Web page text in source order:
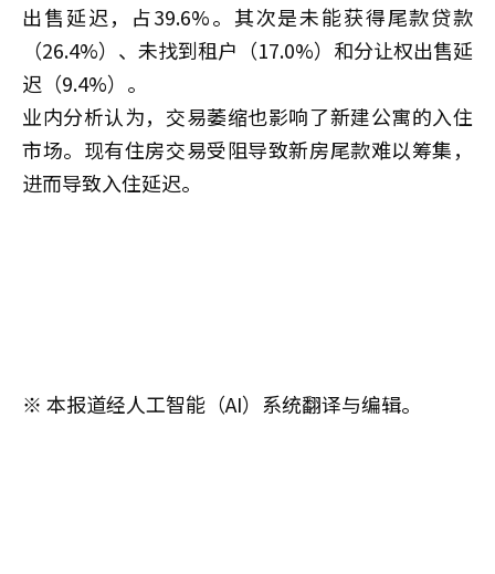
出售延迟，占39.6%。其次是未能获得尾款贷款
（26.4%）、未找到租户（17.0%）和分让权出售延
迟（9.4%）。
业内分析认为，交易萎缩也影响了新建公寓的入住
市场。现有住房交易受阻导致新房尾款难以筹集，
进而导致入住延迟。
※ 本报道经人工智能（AI）系统翻译与编辑。